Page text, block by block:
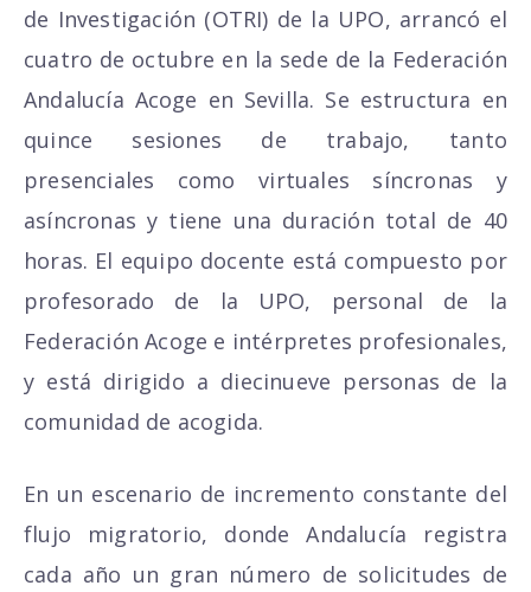
de Investigación (OTRI) de la UPO, arrancó el
cuatro de octubre en la sede de la Federación
Andalucía Acoge en Sevilla. Se estructura en
quince sesiones de trabajo, tanto
presenciales como virtuales síncronas y
asíncronas y tiene una duración total de 40
horas. El equipo docente está compuesto por
profesorado de la UPO, personal de la
Federación Acoge e intérpretes profesionales,
y está dirigido a diecinueve personas de la
comunidad de acogida.
En un escenario de incremento constante del
flujo migratorio, donde Andalucía registra
cada año un gran número de solicitudes de